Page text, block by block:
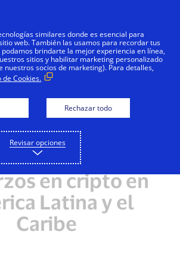
en cripto en
Latina y el
Caribe
similares donde es esencial para
web. También las usamos para recordar tus
brindarte la mejor experiencia en línea,
sitios y habilitar marketing personalizado
nuestros socios de marketing). Para detalles,
de Cookies.
Rechazar todo
Revisar opciones